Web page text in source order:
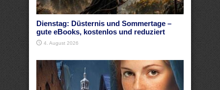
Dienstag: Düsternis und Sommertage –
gute eBooks, kostenlos und reduziert
4. August 2026